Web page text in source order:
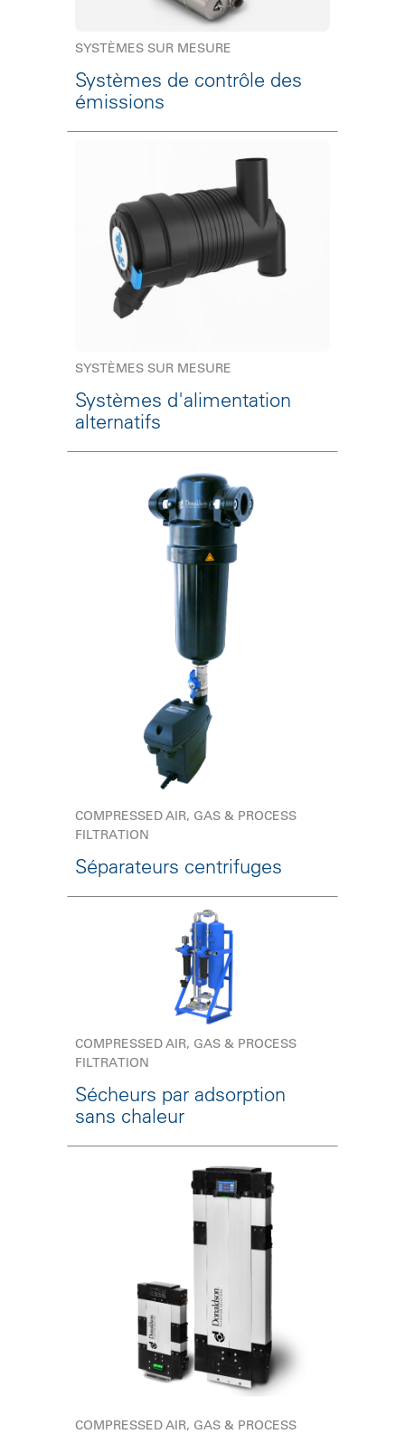
SYSTÈMES SUR MESURE
Systèmes de contrôle des
émissions
SYSTÈMES SUR MESURE
Systèmes d'alimentation
alternatifs
COMPRESSED AIR, GAS & PROCESS
FILTRATION
Séparateurs centrifuges
COMPRESSED AIR, GAS & PROCESS
FILTRATION
Sécheurs par adsorption
sans chaleur
COMPRESSED AIR, GAS & PROCESS